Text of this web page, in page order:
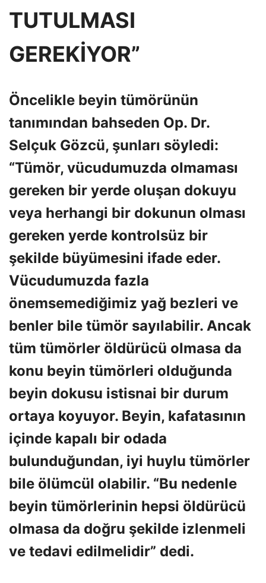
TUTULMASI
GEREKİYOR”
Öncelikle beyin tümörünün
tanımından bahseden Op. Dr.
Selçuk Gözcü, şunları söyledi:
“Tümör, vücudumuzda olmaması
gereken bir yerde oluşan dokuyu
veya herhangi bir dokunun olması
gereken yerde kontrolsüz bir
şekilde büyümesini ifade eder.
Vücudumuzda fazla
önemsemediğimiz yağ bezleri ve
benler bile tümör sayılabilir. Ancak
tüm tümörler öldürücü olmasa da
konu beyin tümörleri olduğunda
beyin dokusu istisnai bir durum
ortaya koyuyor. Beyin, kafatasının
içinde kapalı bir odada
bulunduğundan, iyi huylu tümörler
bile ölümcül olabilir. “Bu nedenle
beyin tümörlerinin hepsi öldürücü
olmasa da doğru şekilde izlenmeli
ve tedavi edilmelidir” dedi.